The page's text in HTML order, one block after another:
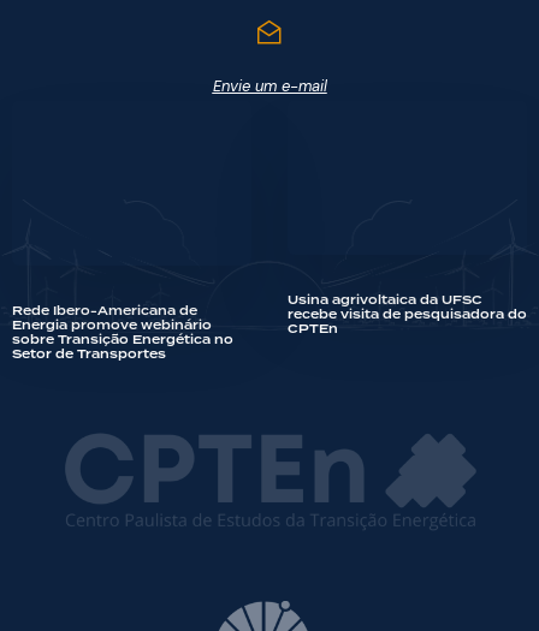
Envie um e-mail
Rede Ibero-Americana de
Energia promove webinário
sobre Transição Energética no
Setor de Transportes
Usina agrivoltaica da UFSC
recebe visita de pesquisadora do
CPTEn